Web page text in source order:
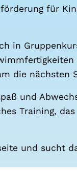
für
in
die nächs­ten
und
Trai­ning,
und sucht